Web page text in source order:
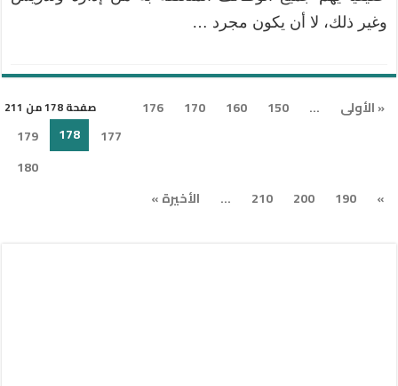
وغير ذلك، لا أن يكون مجرد …
صفحة 178 من 211 « الأولى ...
150
160
170
176
177
178
179
180
»
190
200
210
... الأخيرة »